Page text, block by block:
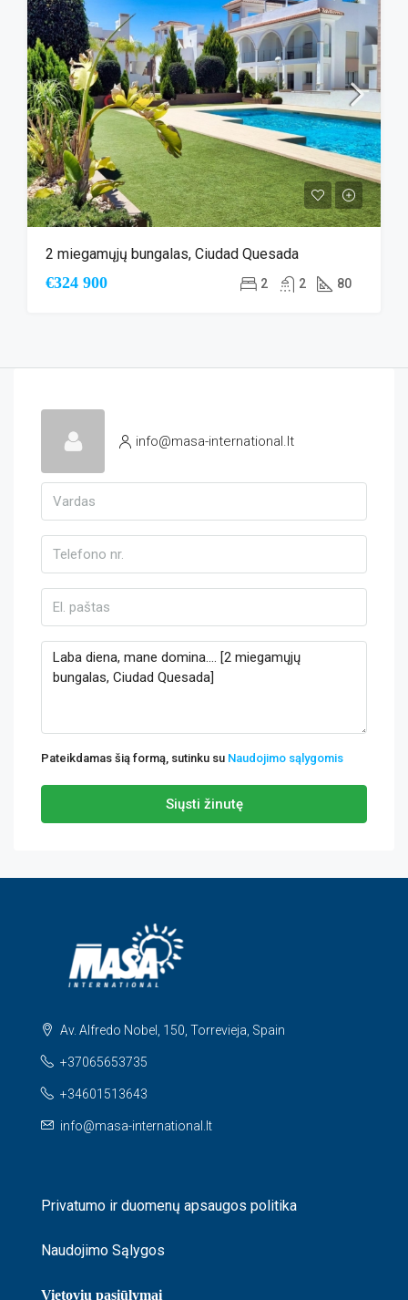
2 miegamųjų bungalas, Ciudad Quesada
€324 900 2 2 80
info@masa-international.lt
Pateikdamas šią formą, sutinku su Naudojimo sąlygomis
Siųsti žinutę
Av. Alfredo Nobel, 150, Torrevieja, Spain
+37065653735
+34601513643
info@masa-international.lt
Privatumo ir duomenų apsaugos politika
Naudojimo Sąlygos
Vietovių pasiūlymai